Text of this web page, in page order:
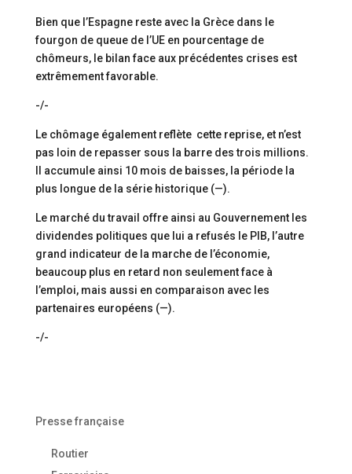
Bien que l’Espagne reste avec la Grèce dans le
fourgon de queue de l’UE en pourcentage de
chômeurs, le bilan face aux précédentes crises est
extrêmement favorable.
-/-
Le chômage également reflète cette reprise, et n’est
pas loin de repasser sous la barre des trois millions.
Il accumule ainsi 10 mois de baisses, la période la
plus longue de la série historique (—).
Le marché du travail offre ainsi au Gouvernement les
dividendes politiques que lui a refusés le PIB, l’autre
grand indicateur de la marche de l’économie,
beaucoup plus en retard non seulement face à
l’emploi, mais aussi en comparaison avec les
partenaires européens (—).
-/-
Presse française
Routier